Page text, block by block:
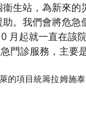
生站，為新來的
。我們會將危急
月起就一直在該
門診服務，主要
的項目統籌拉姆施